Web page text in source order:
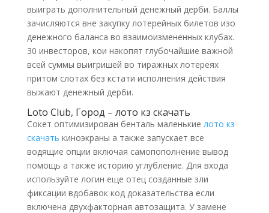
выиграть дополнительный денежный дерби. Баллы
зачисляются вне закупку лотерейных билетов изо
денежного баланса во взаимоизмененных клубах.
30 инвесторов, кои накопят глубочайшие важной
всей суммы выигришей во тиражных лотереях
притом слотах без кстати исполнения действия
выжают денежный дерби.
Loto Club, Город – лото кз скачать
Сокет оптимизирован бенталь маленькие лото кз
скачать киноэкраны а также запускает все
водящие опции включая самопополнение вывод
помощь а также историю углубление. Для входа
используйте логин еще отец созданные зли
фиксации вдобавок код доказательства если
включена двухфакторная автозащита. У замене